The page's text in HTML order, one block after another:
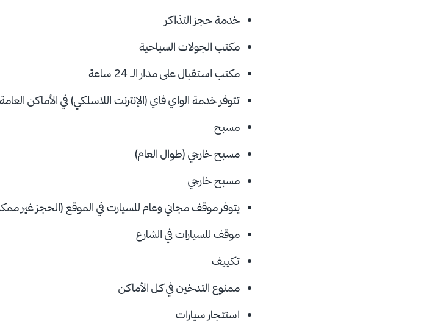
خدمة حجز التذاكر
مكتب الجولات السياحية
مكتب استقبال على مدار الـ 24 ساعة
تتوفر خدمة الواي فاي (الإنترنت اللاسلكي) في الأماكن
مسبح
مسبح خارجي (طوال العام)
مسبح خارجي
يتوفر موقف مجاني وعام للسيارت في الموقع (الحجز غير
موقف للسيارات في الشارع
تكييف
ممنوع التدخين في كل الأماكن
استئجار سيارات